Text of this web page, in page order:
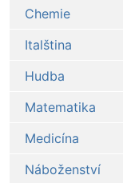
Chemie
Italština
Hudba
Matematika
Medicína
Náboženství